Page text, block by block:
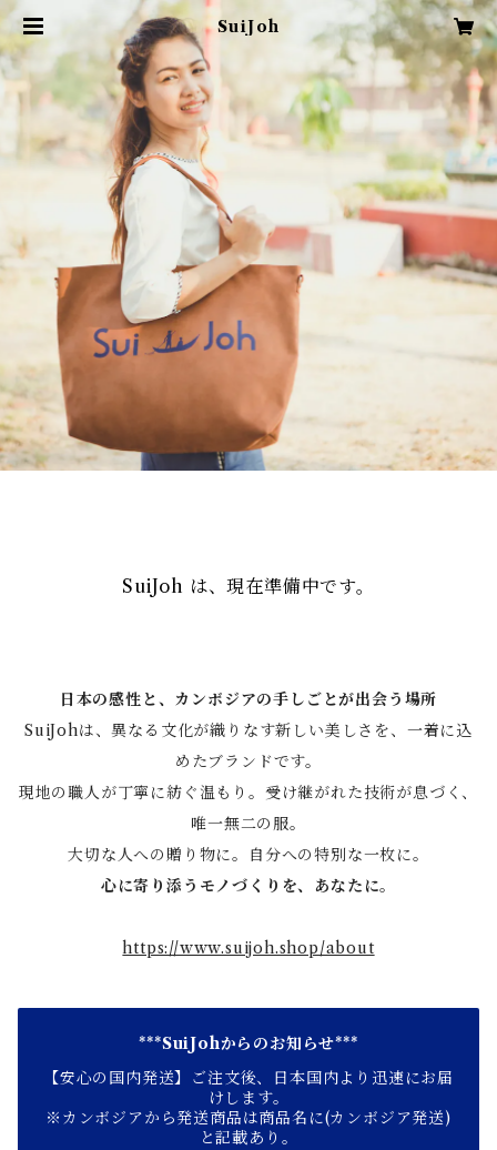
SuiJoh
SuiJoh は、現在準備中です。
日本の感性と、カンボジアの手しごとが出会う場所
SuiJohは、異なる文化が織りなす新しい美しさを、一着に込
めたブランドです。
現地の職人が丁寧に紡ぐ温もり。受け継がれた技術が息づく、
唯一無二の服。
大切な人への贈り物に。自分への特別な一枚に。
心に寄り添うモノづくりを、あなたに。
https://www.suijoh.shop/about
***SuiJohからのお知らせ***
【安心の国内発送】ご注文後、日本国内より迅速にお届
けします。
※カンボジアから発送商品は商品名に(カンボジア発送)
と記載あり。